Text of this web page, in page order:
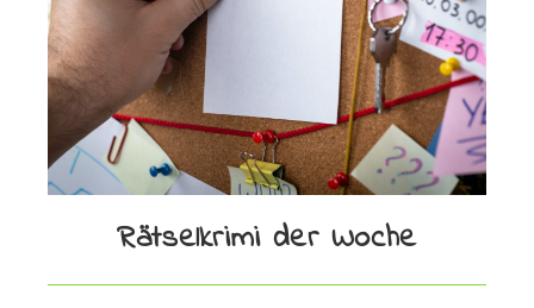
Rätselkrimi der Woche